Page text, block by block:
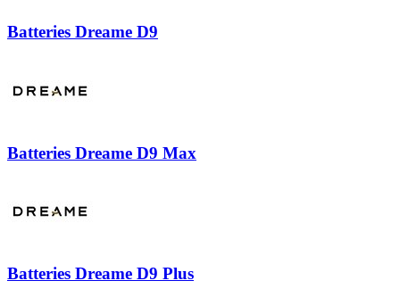
Batteries Dreame D9
Batteries Dreame D9 Max
Batteries Dreame D9 Plus